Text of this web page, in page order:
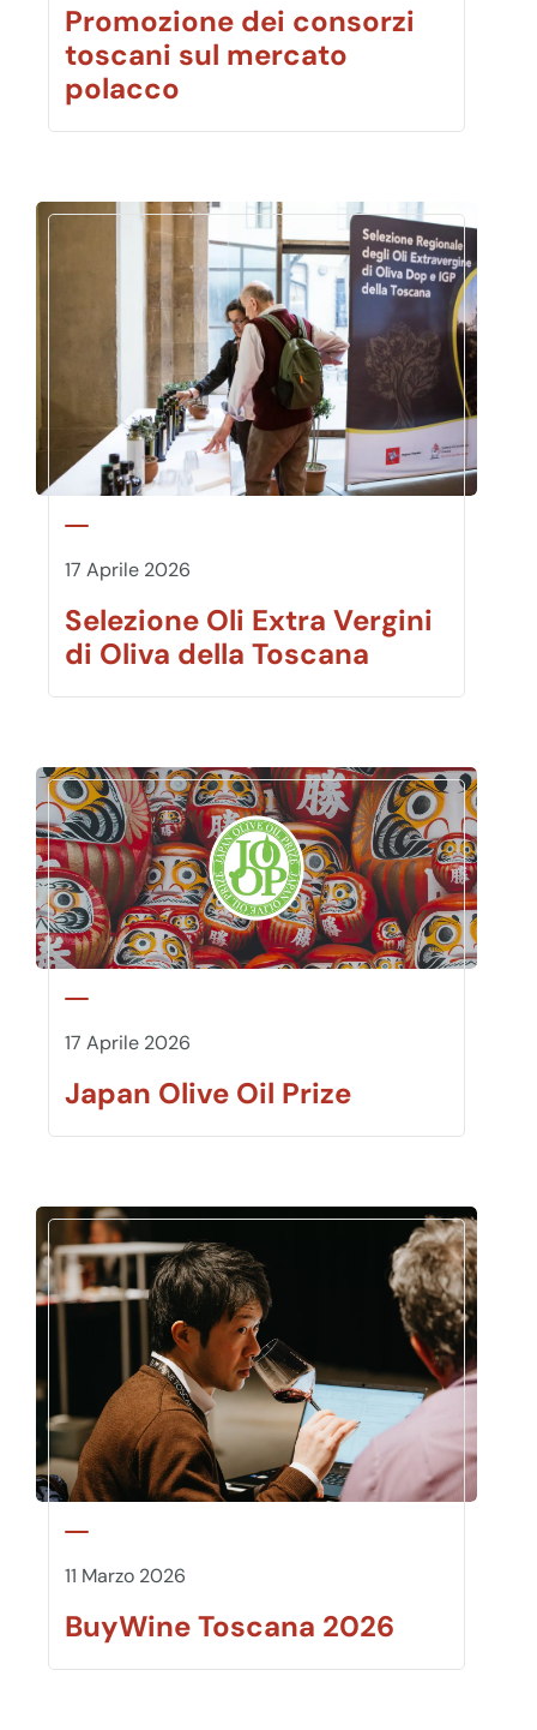
Promozione dei consorzi
toscani sul mercato
polacco
17 Aprile 2026
Selezione Oli Extra Vergini
di Oliva della Toscana
17 Aprile 2026
Japan Olive Oil Prize
11 Marzo 2026
BuyWine Toscana 2026